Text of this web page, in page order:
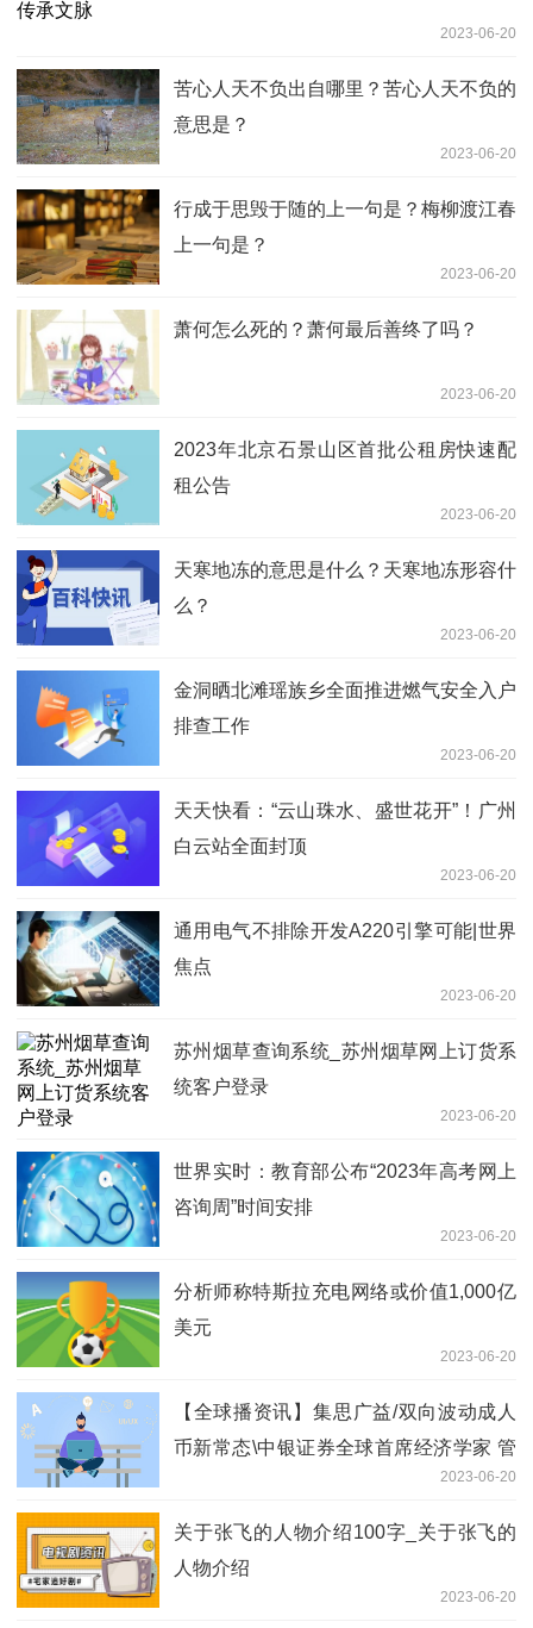
2023-06-20
苦心人天不负出自哪里？苦心人天不负的
意思是？
2023-06-20
行成于思毁于随的上一句是？梅柳渡江春
上一句是？
2023-06-20
萧何怎么死的？萧何最后善终了吗？
2023-06-20
2023年北京石景山区首批公租房快速配
租公告
2023-06-20
天寒地冻的意思是什么？天寒地冻形容什
么？
2023-06-20
金洞晒北滩瑶族乡全面推进燃气安全入户
排查工作
2023-06-20
天天快看：“云山珠水、盛世花开”！广州
白云站全面封顶
2023-06-20
通用电气不排除开发A220引擎可能|世界
焦点
2023-06-20
苏州烟草查询系统_苏州烟草网上订货系
统客户登录
2023-06-20
世界实时：教育部公布“2023年高考网上
咨询周”时间安排
2023-06-20
分析师称特斯拉充电网络或价值1,000亿
美元
2023-06-20
【全球播资讯】 集思广益/双向波动成人
币新常态\中银证券全球首席经济学家 管
2023-06-20
关于张飞的人物介绍100字_关于张飞的
人物介绍
2023-06-20